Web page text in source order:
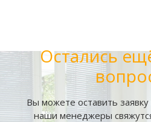
Остались
Вы можете оставить
наши менеджеры